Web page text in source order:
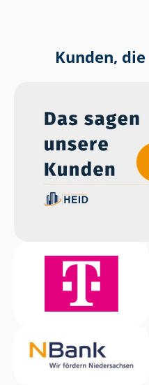
Kunden,